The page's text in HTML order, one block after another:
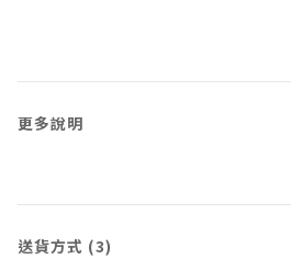
更多說明
送貨方式 (3)